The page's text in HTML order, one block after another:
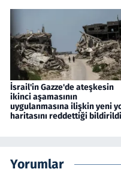
İsrail'in Gazze'de ateşkesin
ikinci aşamasının
uygulanmasına ilişkin yeni
haritasını reddettiği bildirildi
Yorumlar